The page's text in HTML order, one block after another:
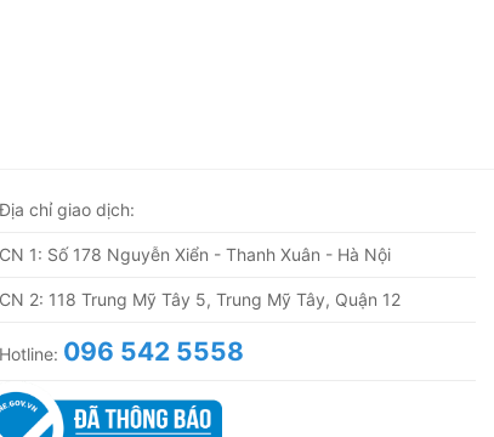
Địa chỉ giao dịch:
CN 1: Số 178 Nguyễn Xiển - Thanh Xuân - Hà Nội
CN 2: 118 Trung Mỹ Tây 5, Trung Mỹ Tây, Quận 12
Hotline: 096 542 5558